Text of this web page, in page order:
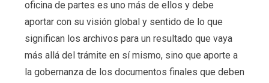
oficina de partes es uno más de ellos y debe
aportar con su visión global y sentido de lo que
significan los archivos para un resultado que vaya
más allá del trámite en sí mismo, sino que aporte a
la gobernanza de los documentos finales que deben